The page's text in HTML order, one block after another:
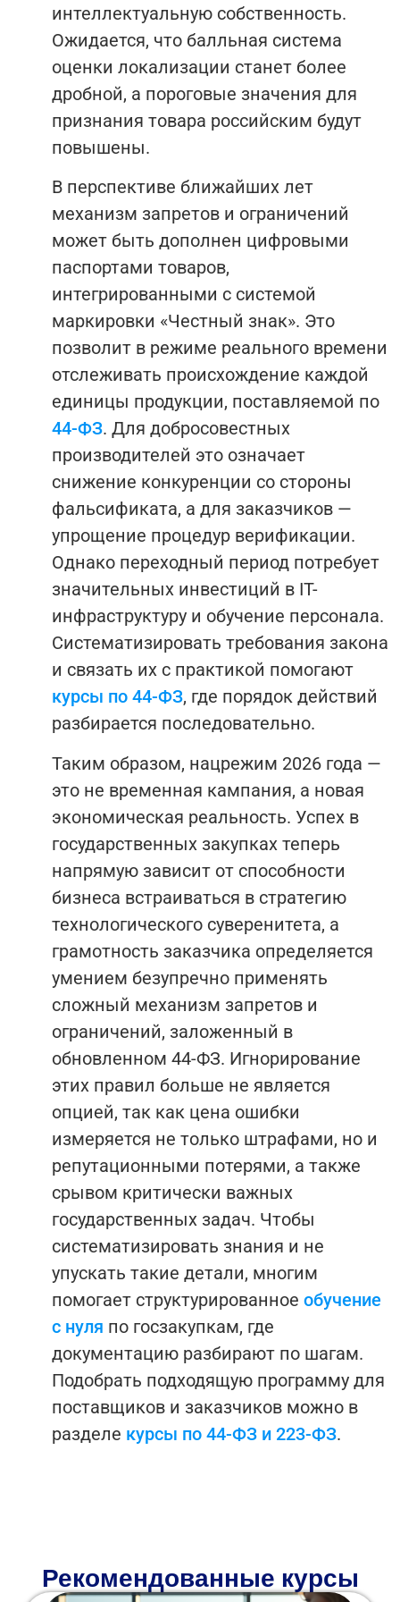
интеллектуальную собственность.
Ожидается, что балльная система
оценки локализации станет более
дробной, а пороговые значения для
признания товара российским будут
повышены.
В перспективе ближайших лет
механизм запретов и ограничений
может быть дополнен цифровыми
паспортами товаров,
интегрированными с системой
маркировки «Честный знак». Это
позволит в режиме реального времени
отслеживать происхождение каждой
единицы продукции, поставляемой по
44-ФЗ. Для добросовестных
производителей это означает
снижение конкуренции со стороны
фальсификата, а для заказчиков —
упрощение процедур верификации.
Однако переходный период потребует
значительных инвестиций в IT-
инфраструктуру и обучение персонала.
Систематизировать требования закона
и связать их с практикой помогают
курсы по 44-ФЗ, где порядок действий
разбирается последовательно.
Таким образом, нацрежим 2026 года —
это не временная кампания, а новая
экономическая реальность. Успех в
государственных закупках теперь
напрямую зависит от способности
бизнеса встраиваться в стратегию
технологического суверенитета, а
грамотность заказчика определяется
умением безупречно применять
сложный механизм запретов и
ограничений, заложенный в
обновленном 44-ФЗ. Игнорирование
этих правил больше не является
опцией, так как цена ошибки
измеряется не только штрафами, но и
репутационными потерями, а также
срывом критически важных
государственных задач. Чтобы
систематизировать знания и не
упускать такие детали, многим
помогает структурированное обучение
с нуля по госзакупкам, где
документацию разбирают по шагам.
Подобрать подходящую программу для
поставщиков и заказчиков можно в
разделе курсы по 44-ФЗ и 223-ФЗ.
Рекомендованные курсы